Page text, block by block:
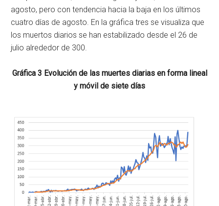
agosto, pero con tendencia hacia la baja en los últimos
cuatro días de agosto. En la gráfica tres se visualiza que
los muertos diarios se han estabilizado desde el 26 de
julio alrededor de 300.
Gráfica 3 Evolución de las muertes diarias en forma lineal
y móvil de siete días